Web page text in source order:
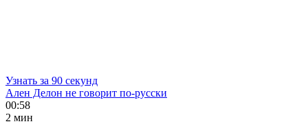
Узнать за 90 секунд
Ален Делон не говорит по-русски
00:58
2 мин